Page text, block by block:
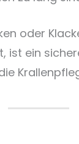
oder
ist ein